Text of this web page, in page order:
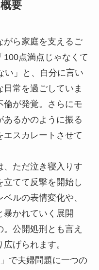
要
がら家庭を支えるご
100点満点じゃなくて
い」と、自分に言い
常を過ごしていま
倫が発覚。さらにモ
あるかのように振る
エスカレートさせて
、ただ泣き寝入りす
立てて反撃を開始し
ルの表情変化や、
暴かれていく展開
公開処刑とも言え
げられます。
で夫婦問題に一つの